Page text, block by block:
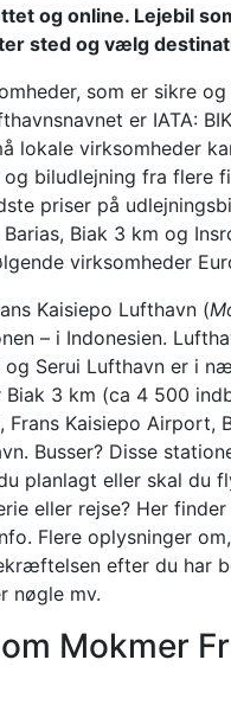
og online. Lejebil
sted og vælg
som er sikre
er IATA:
lokale virksomheder
biludlejning fra flere
priser på
Biak 3 km og
virksomheder
Kaisiepo Lufthavn (
– i Indonesien.
Serui Lufthavn er i
3 km (ca 4 500
Kaisiepo Airport,
Busser? Disse
planlagt eller skal du
eller rejse? Her
Flere oplysninger
efter du har
nøgle mv.
Mokmer